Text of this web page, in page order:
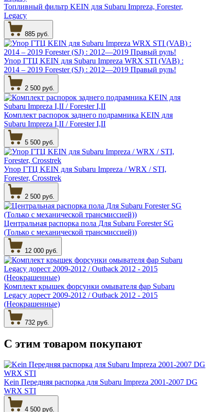
Топливный фильтр KEIN для Subaru Impreza, Forester,
Legacy
885 руб.
Упор ГТЦ KEIN для Subaru Impreza WRX STI (VAB) :
2014 – 2019 Forester (SJ) : 2012—2019 Правый руль!
2 500 руб.
Комплект распорок заднего подрамника KEIN для
Subaru Impreza I,II / Forester I,II
5 500 руб.
Упор ГТЦ KEIN для Subaru Impreza / WRX / STI,
Forester, Crosstrek
2 500 руб.
Центральная распорка пола Для Subaru Forester SG
(Только с механической трансмиссией))
12 000 руб.
Комплект крышек форсунки омывателя фар Subaru
Legacy дорест 2009-2012 / Outback 2012 - 2015
(Неокрашенные)
732 руб.
С этим товаром покупают
Kein Передняя распорка для Subaru Impreza 2001-2007 DG
WRX STI
4 500 руб.